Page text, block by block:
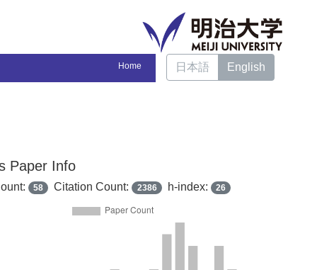
Home 日本語 English
Paper Info
58 Citation Count: 2386 h-index: 26